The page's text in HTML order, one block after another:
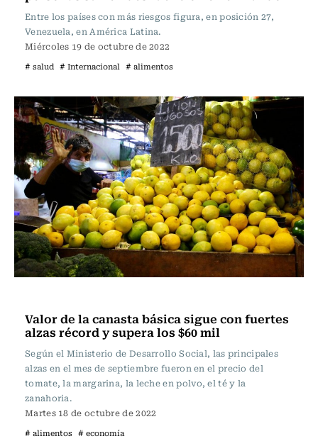
Entre los países con más riesgos figura, en posición 27,
Venezuela, en América Latina.
Miércoles 19 de octubre de 2022
# salud # Internacional # alimentos
Valor de la canasta básica sigue con fuertes
alzas récord y supera los $60 mil
Según el Ministerio de Desarrollo Social, las principales
alzas en el mes de septiembre fueron en el precio del
tomate, la margarina, la leche en polvo, el té y la
zanahoria.
Martes 18 de octubre de 2022
# alimentos # economía